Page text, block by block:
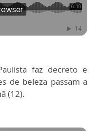
faz decreto e
de beleza passam a
(12).